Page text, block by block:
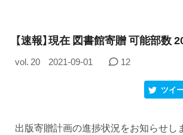
【速報】現在 図書館寄贈 可能部数
vol. 20 2021-09-01 12
ツイ
出版寄贈計画の進捗状況をお知らせし